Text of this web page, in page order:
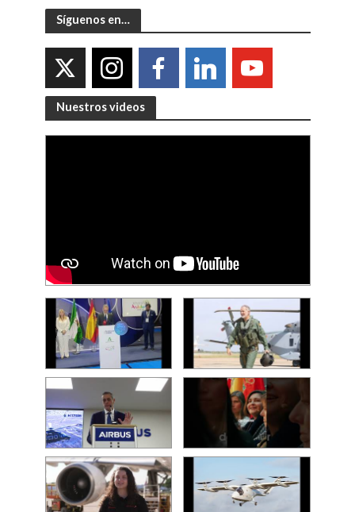
Síguenos en…
Nuestros videos